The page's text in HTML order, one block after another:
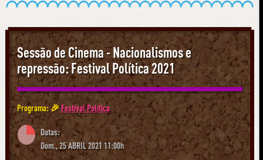
Sessão de Cinema - Nacionalismos e
repressão: Festival Política 2021
Programa: 🎉 Festival Política
Datas:
Dom., 25 ABRIL 2021 11:00h